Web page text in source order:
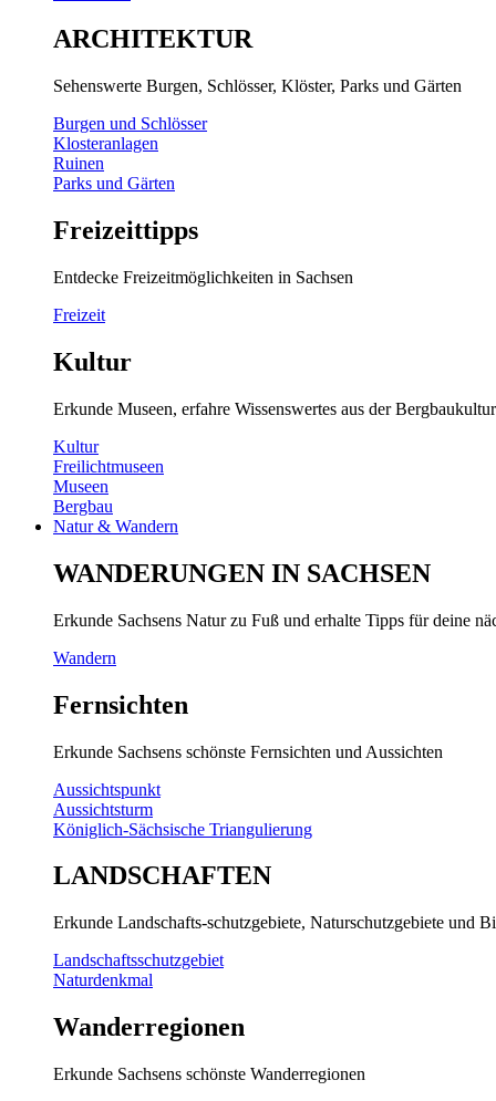
ARCHITEKTUR
Sehenswerte Burgen, Schlösser, Klöster, Parks und Gärten
Burgen und Schlösser
Klosteranlagen
Ruinen
Parks und Gärten
Freizeittipps
Entdecke Freizeitmöglichkeiten in Sachsen
Freizeit
Kultur
Erkunde Museen, erfahre Wissenswertes aus der
Kultur
Freilichtmuseen
Museen
Bergbau
Natur & Wandern
WANDERUNGEN IN SACHSEN
Erkunde Sachsens Natur zu Fuß und erhalte Tipps für deine
Wandern
Fernsichten
Erkunde Sachsens schönste Fernsichten und Aussichten
Aussichtspunkt
Aussichtsturm
Königlich-Sächsische Triangulierung
LANDSCHAFTEN
Erkunde Landschafts-schutzgebiete, Naturschutzgebiete und
Landschaftsschutzgebiet
Naturdenkmal
Wanderregionen
Erkunde Sachsens schönste Wanderregionen